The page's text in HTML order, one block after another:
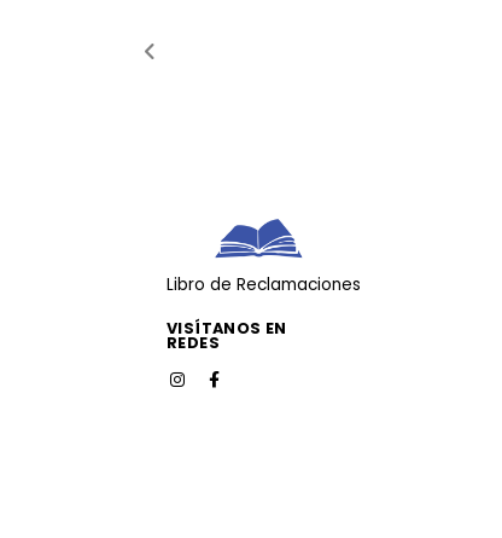
Libro de Reclamaciones
VISÍTANOS EN
REDES